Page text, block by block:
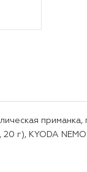
г), KYODA